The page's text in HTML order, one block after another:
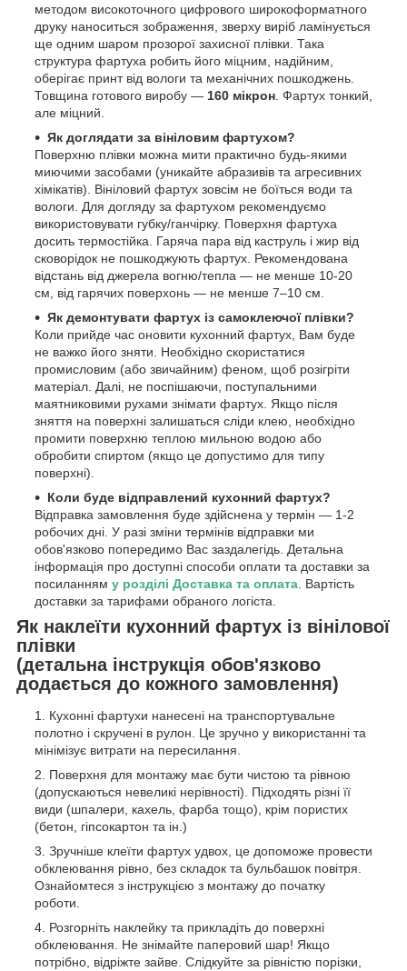
методом високоточного цифрового широкоформатного
друку наноситься зображення, зверху виріб ламінується
ще одним шаром прозорої захисної плівки. Така
структура фартуха робить його міцним, надійним,
оберігає принт від вологи та механічних пошкоджень.
Товщина готового виробу — 160 мікрон . Фартух тонкий,
але міцний.
Як доглядати за вініловим фартухом?
Поверхню плівки можна мити практично будь-якими
миючими засобами (уникайте абразивів та агресивних
хімікатів). Вініловий фартух зовсім не боїться води та
вологи. Для догляду за фартухом рекомендуємо
використовувати губку/ганчірку. Поверхня фартуха
досить термостійка. Гаряча пара від каструль і жир від
сковорідок не пошкоджують фартух. Рекомендована
відстань від джерела вогню/тепла — не менше 10-20
см, від гарячих поверхонь — не менше 7–10 см.
Як демонтувати фартух із самоклеючої плівки?
Коли прийде час оновити кухонний фартух, Вам буде
не важко його зняти. Необхідно скористатися
промисловим (або звичайним) феном, щоб розігріти
матеріал. Далі, не поспішаючи, поступальними
маятниковими рухами знімати фартух. Якщо після
зняття на поверхні залишаться сліди клею, необхідно
промити поверхню теплою мильною водою або
обробити спиртом (якщо це допустимо для типу
поверхні).
Коли буде відправлений кухонний фартух?
Відправка замовлення буде здійснена у термін — 1-2
робочих дні. У разі зміни термінів відправки ми
обов'язково попередимо Вас заздалегідь. Детальна
інформація про доступні способи оплати та доставки за
посиланням у розділі Доставка та оплата . Вартість
доставки за тарифами обраного логіста.
Як наклеїти кухонний фартух із вінілової
плівки
(детальна інструкція обов'язково
додається до кожного замовлення)
Кухонні фартухи нанесені на транспортувальне
полотно і скручені в рулон. Це зручно у використанні та
мінімізує витрати на пересилання.
Поверхня для монтажу має бути чистою та рівною
(допускаються невеликі нерівності). Підходять різні її
види (шпалери, кахель, фарба тощо), крім пористих
(бетон, гіпсокартон та ін.)
Зручніше клеїти фартух удвох, це допоможе провести
обклеювання рівно, без складок та бульбашок повітря.
Ознайомтеся з інструкцією з монтажу до початку
роботи.
Розгорніть наклейку та прикладіть до поверхні
обклеювання. Не знімайте паперовий шар! Якщо
потрібно, відріжте зайве. Слідкуйте за рівністю порізки,